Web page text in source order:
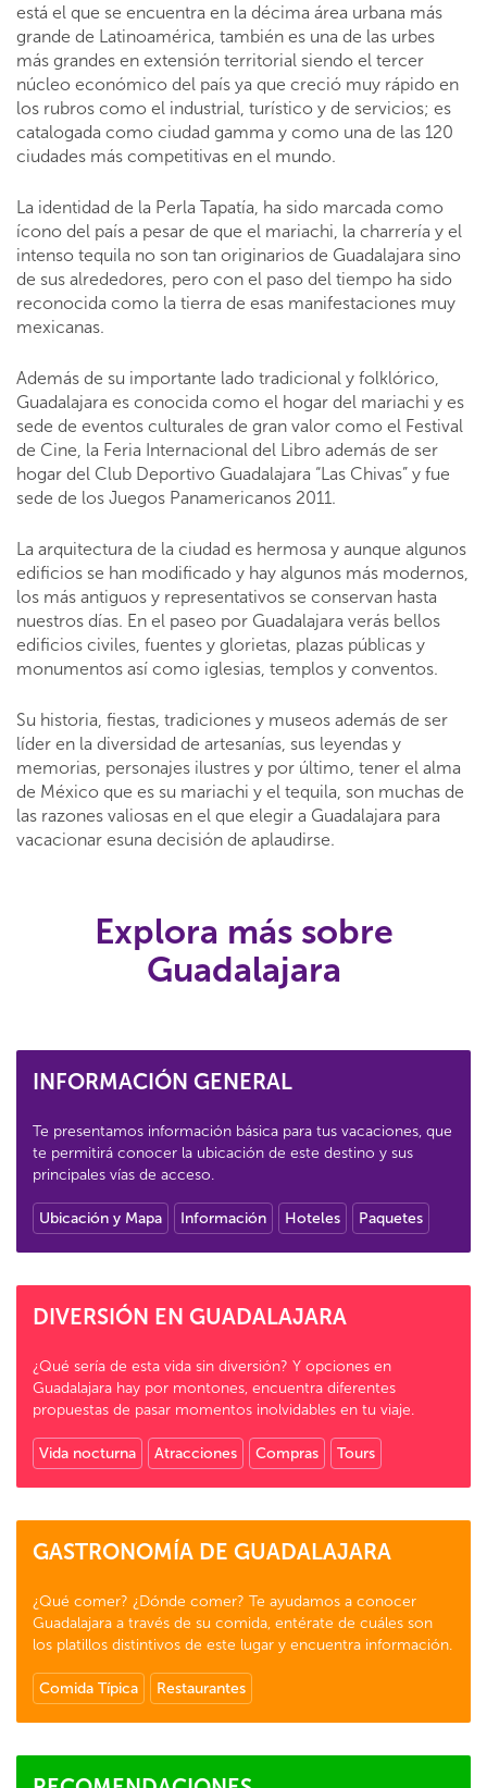
está el que se encuentra en la décima área urbana más
grande de Latinoamérica, también es una de las urbes
más grandes en extensión territorial siendo el tercer
núcleo económico del país ya que creció muy rápido en
los rubros como el industrial, turístico y de servicios; es
catalogada como ciudad gamma y como una de las 120
ciudades más competitivas en el mundo.
La identidad de la Perla Tapatía, ha sido marcada como
ícono del país a pesar de que el mariachi, la charrería y el
intenso tequila no son tan originarios de Guadalajara sino
de sus alrededores, pero con el paso del tiempo ha sido
reconocida como la tierra de esas manifestaciones muy
mexicanas.
Además de su importante lado tradicional y folklórico,
Guadalajara es conocida como el hogar del mariachi y es
sede de eventos culturales de gran valor como el Festival
de Cine, la Feria Internacional del Libro además de ser
hogar del Club Deportivo Guadalajara “Las Chivas” y fue
sede de los Juegos Panamericanos 2011.
La arquitectura de la ciudad es hermosa y aunque algunos
edificios se han modificado y hay algunos más modernos,
los más antiguos y representativos se conservan hasta
nuestros días. En el paseo por Guadalajara verás bellos
edificios civiles, fuentes y glorietas, plazas públicas y
monumentos así como iglesias, templos y conventos.
Su historia, fiestas, tradiciones y museos además de ser
líder en la diversidad de artesanías, sus leyendas y
memorias, personajes ilustres y por último, tener el alma
de México que es su mariachi y el tequila, son muchas de
las razones valiosas en el que elegir a Guadalajara para
vacacionar esuna decisión de aplaudirse.
Explora más sobre
Guadalajara
INFORMACIÓN GENERAL
Te presentamos información básica para tus vacaciones, que
te permitirá conocer la ubicación de este destino y sus
principales vías de acceso.
Ubicación y Mapa Información Hoteles Paquetes
DIVERSIÓN EN GUADALAJARA
¿Qué sería de esta vida sin diversión? Y opciones en
Guadalajara hay por montones, encuentra diferentes
propuestas de pasar momentos inolvidables en tu viaje.
Vida nocturna Atracciones Compras Tours
GASTRONOMÍA DE GUADALAJARA
¿Qué comer? ¿Dónde comer? Te ayudamos a conocer
Guadalajara a través de su comida, entérate de cuáles son
los platillos distintivos de este lugar y encuentra información.
Comida Típica Restaurantes